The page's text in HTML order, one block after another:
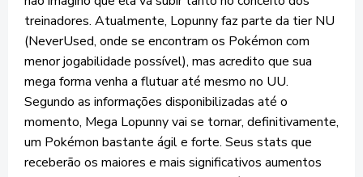
treinadores. Atualmente, Lopunny faz parte da tier NU
(NeverUsed, onde se encontram os Pokémon com
menor jogabilidade possível), mas acredito que sua
mega forma venha a flutuar até mesmo no UU.
Segundo as informações disponibilizadas até o
momento, Mega Lopunny vai se tornar, definitivamente,
um Pokémon bastante ágil e forte. Seus stats que
receberão os maiores e mais significativos aumentos